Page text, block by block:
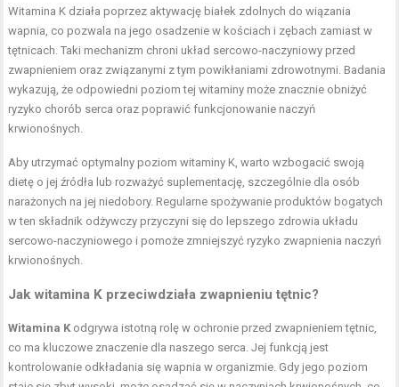
Witamina K działa poprzez aktywację białek zdolnych do wiązania
wapnia, co pozwala na jego osadzenie w kościach i zębach zamiast w
tętnicach. Taki mechanizm chroni układ sercowo-naczyniowy przed
zwapnieniem oraz związanymi z tym powikłaniami zdrowotnymi. Badania
wykazują, że odpowiedni poziom tej witaminy może znacznie obniżyć
ryzyko chorób serca oraz poprawić funkcjonowanie naczyń
krwionośnych.
Aby utrzymać optymalny poziom witaminy K, warto wzbogacić swoją
dietę o jej źródła lub rozważyć suplementację, szczególnie dla osób
narażonych na jej niedobory. Regularne spożywanie produktów bogatych
w ten składnik odżywczy przyczyni się do lepszego zdrowia układu
sercowo-naczyniowego i pomoże zmniejszyć ryzyko zwapnienia naczyń
krwionośnych.
Jak witamina K przeciwdziała zwapnieniu tętnic?
Witamina K odgrywa istotną rolę w ochronie przed zwapnieniem tętnic,
co ma kluczowe znaczenie dla naszego serca. Jej funkcją jest
kontrolowanie odkładania się wapnia w organizmie. Gdy jego poziom